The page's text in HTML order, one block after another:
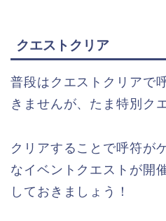
クエストクリア
普段はクエストクリアで
きませんが、たま特別ク
クリアすることで呼符が
なイベントクエストが開
しておきましょう！